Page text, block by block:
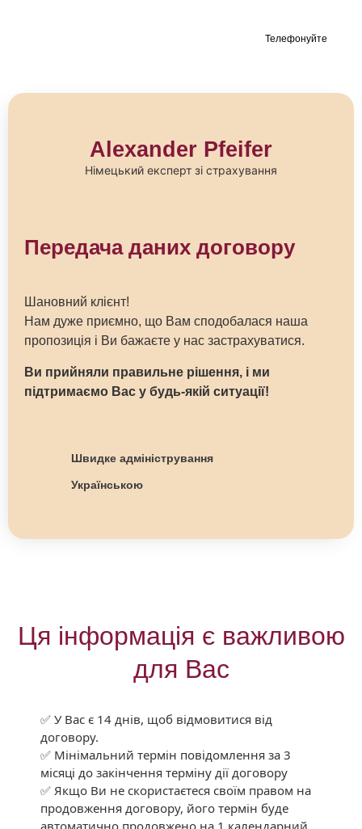
Телефонуйте
Alexander Pfeifer
Німецький експерт зі страхування
Передача даних договору
Шановний клієнт!
Нам дуже приємно, що Вам сподобалася наша
пропозиція і Ви бажаєте у нас застрахуватися.
Ви прийняли правильне рішення, і ми
підтримаємо Вас у будь-якій ситуації!
Швидке адміністрування
Українською
Ця інформація є важливою
для Вас
✅ У Вас є 14 днів, щоб відмовитися від
договору.
✅ Мінімальний термін повідомлення за 3
місяці до закінчення терміну дії договору
✅ Якщо Ви не скористаєтеся своїм правом на
продовження договору, його термін буде